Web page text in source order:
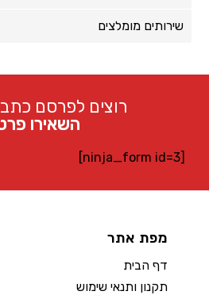
שירותים מומלצים
רוצים לפרסם
השאירו
[ninja_form id=3]
מפת אתר
דף הבית
תקנון ותנאי שימוש